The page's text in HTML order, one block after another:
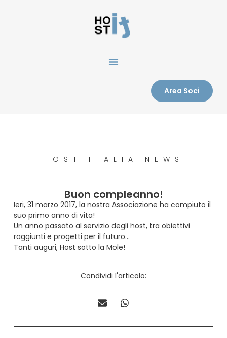
Area Soci
HOST ITALIA NEWS
Buon compleanno!
Ieri, 31 marzo 2017, la nostra Associazione ha compiuto il
suo primo anno di vita!
Un anno passato al servizio degli host, tra obiettivi
raggiunti e progetti per il futuro…
Tanti auguri, Host sotto la Mole!
Condividi l'articolo: